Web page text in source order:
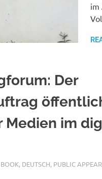
im
Der
Medien im
VGRASS
BOOK, DEUTSCH, PUBLIC